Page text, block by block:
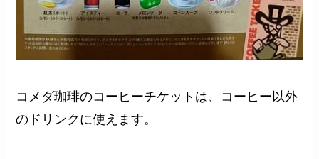
コメダ珈琲のコーヒーチケットは、コーヒー以外
のドリンクに使えます。